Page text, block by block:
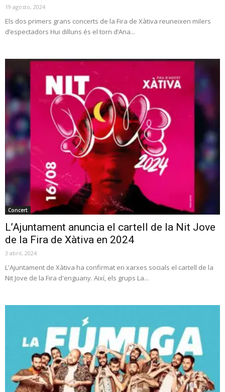
19 agosto, 2024
Els dos primers grans concerts de la Fira de Xàtiva reuneixen milers
d’espectadors Hui dilluns és el torn d’Ana...
Concert
L’Ajuntament anuncia el cartell de la Nit Jove
de la Fira de Xàtiva en 2024
3 abril, 2024
L'Ajuntament de Xàtiva ha confirmat en xarxes socials el cartell de la
Nit Jove de la Fira d'enguany. Així, els grups La...